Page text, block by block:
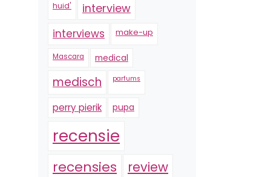
huid' interview
interviews make-up
Mascara medical
medisch parfums
perry pierik pupa
recensie
recensies review